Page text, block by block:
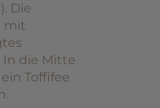
Die
mit
In die Mitte
Toffifee